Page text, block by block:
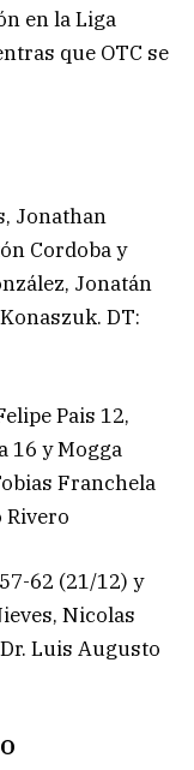
en la Liga
que OTC se
Jonathan
Cordoba y
Jonatán
DT:
Pais 12,
16 y Mogga
Franchela
Rivero
62 (21/12) y
Nicolas
Dr. Luis Augusto